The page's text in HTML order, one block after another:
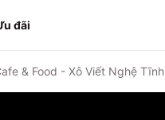
đãi
& Food - Xô Viết Nghệ Tĩnh